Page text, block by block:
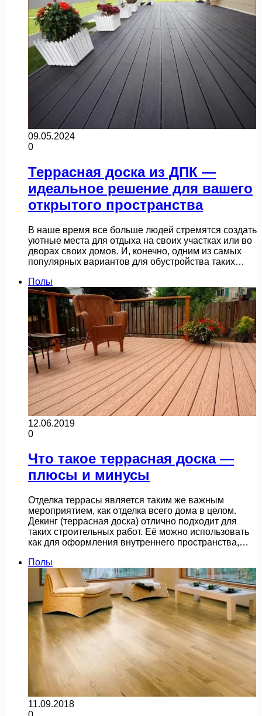
09.05.2024
0
Террасная доска из ДПК —
идеальное решение для вашего
открытого пространства
В наше время все больше людей стремятся создать
уютные места для отдыха на своих участках или во
дворах своих домов. И, конечно, одним из самых
популярных вариантов для обустройства таких…
Полы
12.06.2019
0
Что такое террасная доска —
плюсы и минусы
Отделка террасы является таким же важным
мероприятием, как отделка всего дома в целом.
Декинг (террасная доска) отлично подходит для
таких строительных работ. Её можно использовать
как для оформления внутреннего пространства,…
Полы
11.09.2018